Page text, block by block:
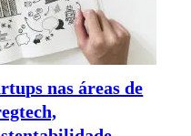
nas áreas de